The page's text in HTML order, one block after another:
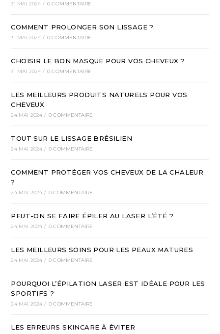
31 MAI 2024 / 0 COMMENTAIRE
COMMENT PROLONGER SON LISSAGE ?
31 MAI 2024 / 0 COMMENTAIRE
CHOISIR LE BON MASQUE POUR VOS CHEVEUX ?
31 MAI 2024 / 0 COMMENTAIRE
LES MEILLEURS PRODUITS NATURELS POUR VOS
CHEVEUX
24 MAI 2024 / 0 COMMENTAIRE
TOUT SUR LE LISSAGE BRÉSILIEN
24 MAI 2024 / 0 COMMENTAIRE
COMMENT PROTÉGER VOS CHEVEUX DE LA CHALEUR
?
24 MAI 2024 / 0 COMMENTAIRE
PEUT-ON SE FAIRE ÉPILER AU LASER L’ÉTÉ ?
24 MAI 2024 / 0 COMMENTAIRE
LES MEILLEURS SOINS POUR LES PEAUX MATURES
24 MAI 2024 / 0 COMMENTAIRE
POURQUOI L’ÉPILATION LASER EST IDÉALE POUR LES
SPORTIFS ?
24 MAI 2024 / 0 COMMENTAIRE
LES ERREURS SKINCARE À ÉVITER